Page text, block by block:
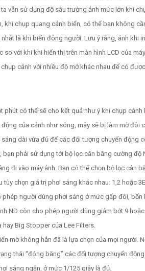
vẫn sử dụng độ sâu trường ảnh mức lớn khi
khi chụp quang cảnh biển, có thể bạn không
nhất là khi biển đông người. Lưu ý rằng, ảnh khi
so với khi khi hiển thị trên màn hình LCD của
cảnh với nhiều độ mở khác nhau để có
phút có thể sẽ cho kết quả như ý khi chụp cảnh
của cảnh như sóng, mây sẽ bị làm mờ đôi
dài vừa đủ để các đối tượng chuyển động
bạn phải sử dụng tới bộ lọc cân bằng cường độ
đi vào máy ảnh. Bạn có thể chọn bộ lọc cân
tùy chọn giá trị phơi sáng khác nhau: 1,2 hoặc
phép người dùng phơi sáng ở mức gấp đôi, bốn
ND còn cho phép người dùng giảm bớt 9 hoặc
hay Big Stopper của Lee Filters.
mờ không hẳn đã là lựa chọn của mọi người.
thái “đóng băng” các đối tượng chuyển
sáng ngắn, ở mức 1/125 giây là đủ.